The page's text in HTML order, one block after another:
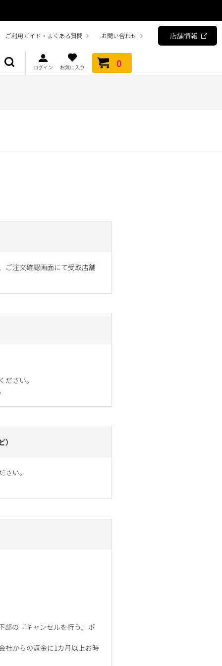
ご利用ガイド・よくある質問 お問い合わせ 店舗情報
ログイン お気に入り 0
ご注文確認画面にて受取店舗
さい。
い。
部の『キャンセルを行う』ボ
社からの返金に1カ月以上お時